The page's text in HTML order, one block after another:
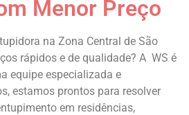
Menor Preço
na Zona Central de São
rápidos e de qualidade? A WS é
equipe especializada e
estamos prontos para resolver
em residências,